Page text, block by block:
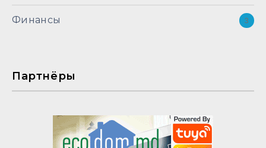
Финансы 3
Партнёры